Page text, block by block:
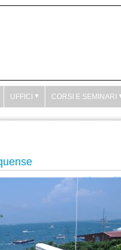
UFFICI CORSI E SEMINARI